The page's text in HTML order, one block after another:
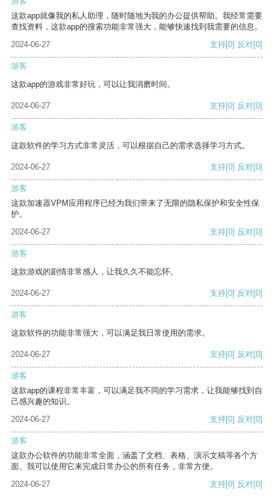
这款app就像我的私人助理，随时随地为我的办公提供帮助。我经常需要
查找资料，这款app的搜索功能非常强大，能够快速找到我需要的信息。
2024-06-27
支持[0] 反对[0]
游客
这款app的游戏非常好玩，可以让我消磨时间。
2024-06-27 支持[0] 反对[0]
游客
这款软件的学习方式非常灵活，可以根据自己的需求选择学习方式。
2024-06-27 支持[0] 反对[0]
游客
这款加速器VPM应用程序已经为我们带来了无限的隐私保护和安全性保
护。
2024-06-27
支持[0] 反对[0]
游客
这款游戏的剧情非常感人，让我久久不能忘怀。
2024-06-27 支持[0] 反对[0]
游客
这款软件的功能非常强大，可以满足我日常使用的需求。
2024-06-27 支持[0] 反对[0]
游客
这款app的课程非常丰富，可以满足我不同的学习需求，让我能够找到自
己感兴趣的知识。
2024-06-27
支持[0] 反对[0]
游客
这款办公软件的功能非常全面，涵盖了文档、表格、演示文稿等各个方
面。我可以使用它来完成日常办公的所有任务，非常方便。
2024-06-27
支持[0] 反对[0]